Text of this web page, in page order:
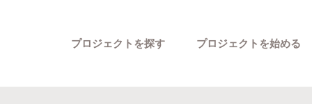
プロジェクトを探す プロジェクトを始める